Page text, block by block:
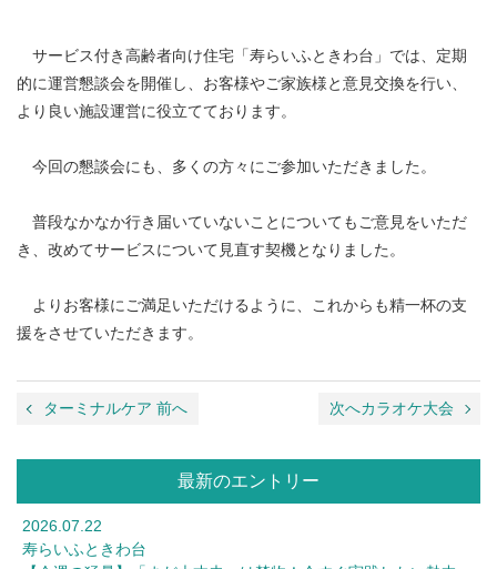
サービス付き高齢者向け住宅「寿らいふときわ台」では、定期
的に運営懇談会を開催し、お客様やご家族様と意見交換を行い、
より良い施設運営に役立てております。
今回の懇談会にも、多くの方々にご参加いただきました。
普段なかなか行き届いていないことについてもご意見をいただ
き、改めてサービスについて見直す契機となりました。
よりお客様にご満足いただけるように、これからも精一杯の支
援をさせていただきます。
ターミナルケア 前へ 次へカラオケ大会
最新のエントリー
2026.07.22
寿らいふときわ台